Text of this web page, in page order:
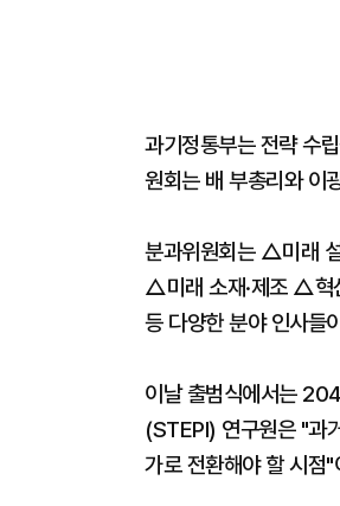
과기정통부는 전략 수
원회는 배 부총리와 이
분과위원회는 △미래
△미래 소재·제조 △혁
등 다양한 분야 인사들
이날 출범식에서는
(STEPI) 연구원은 "과
가로 전환해야 할 시점